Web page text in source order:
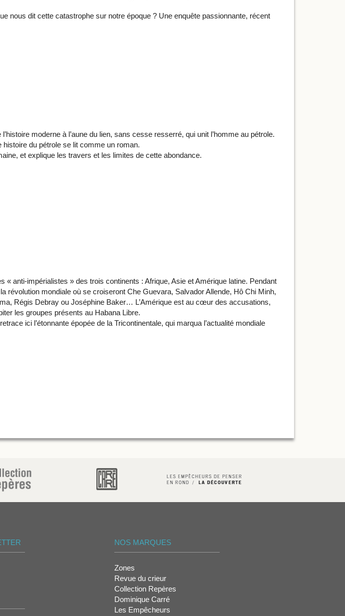
nous dit cette catastrophe sur notre époque ? Une enquête passionnante, récent
moderne à l’aune du lien, sans cesse resserré, qui unit l’homme au pétrole.
du pétrole se lit comme un roman.
et explique les travers et les limites de cette abondance.
anti-impérialistes » des trois continents : Afrique, Asie et Amérique latine. Pendant
révolution mondiale où se croiseront Che Guevara, Salvador Allende, Hô Chi Minh,
Régis Debray ou Joséphine Baker… L’Amérique est au cœur des accusations,
les groupes présents au Habana Libre.
ici l’étonnante épopée de la Tricontinentale, qui marqua l’actualité mondiale
NOS MARQUES
Zones
Revue du crieur
Collection Repères
Dominique Carré
Les Empêcheurs